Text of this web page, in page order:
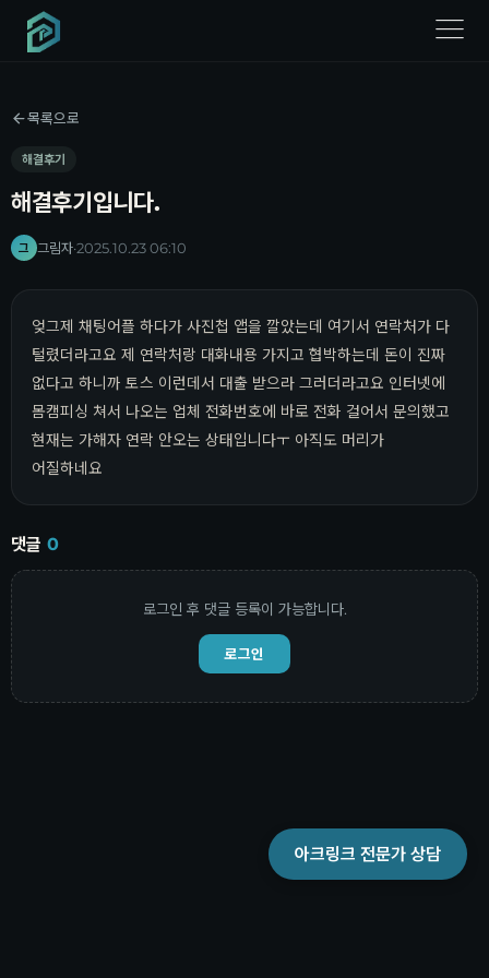
menu
목록으로
해결후기
해결후기입니다.
그 그림자·2025.10.23 06:10
엊그제 채팅어플 하다가 사진첩 앱을 깔았는데 여기서 연락처가 다
털렸더라고요 제 연락처랑 대화내용 가지고 협박하는데 돈이 진짜
없다고 하니까 토스 이런데서 대출 받으라 그러더라고요 인터넷에
몸캠피싱 쳐서 나오는 업체 전화번호에 바로 전화 걸어서 문의했고
현재는 가해자 연락 안오는 상태입니다ㅜ 아직도 머리가
어질하네요
댓글 0
로그인 후 댓글 등록이 가능합니다.
로그인
아크링크 전문가 상담